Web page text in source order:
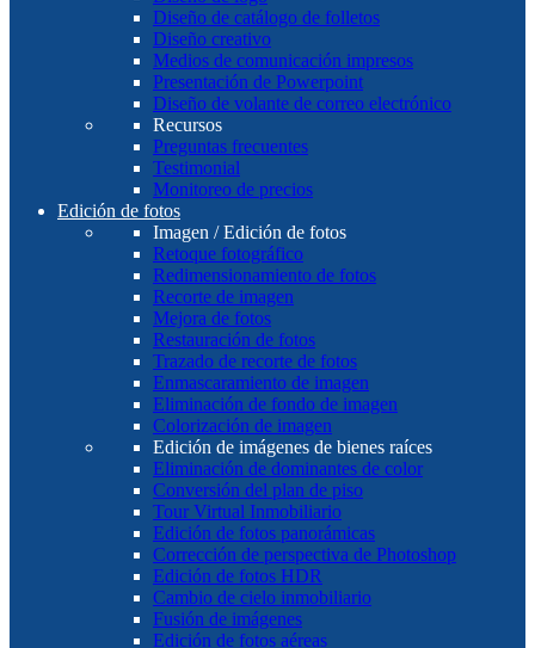
Diseño de catálogo de folletos
Diseño creativo
Medios de comunicación impresos
Presentación de Powerpoint
Diseño de volante de correo electrónico
Recursos
Preguntas frecuentes
Testimonial
Monitoreo de precios
Edición de fotos
Imagen / Edición de fotos
Retoque fotográfico
Redimensionamiento de fotos
Recorte de imagen
Mejora de fotos
Restauración de fotos
Trazado de recorte de fotos
Enmascaramiento de imagen
Eliminación de fondo de imagen
Colorización de imagen
Edición de imágenes de bienes raíces
Eliminación de dominantes de color
Conversión del plan de piso
Tour Virtual Inmobiliario
Edición de fotos panorámicas
Corrección de perspectiva de Photoshop
Edición de fotos HDR
Cambio de cielo inmobiliario
Fusión de imágenes
Edición de fotos aéreas